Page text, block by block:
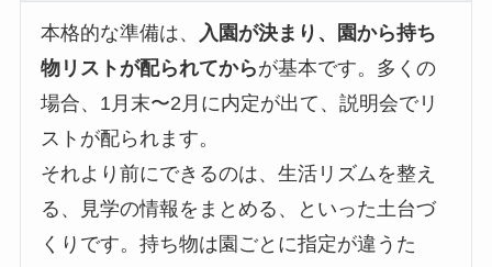
本格的な準備は、
入園が決まり、園から持ち
物リストが配られてからが基本です。多くの
場合、1月末〜2月に内定が出て、説明会でリ
ストが配られます。
それより前にできるのは、生活リズムを整え
る、見学の情報をまとめる、といった土台づ
くりです。持ち物は園ごとに指定が違うた